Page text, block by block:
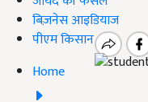
बिज़नेस आइडियाज
पीएम किसान
Home